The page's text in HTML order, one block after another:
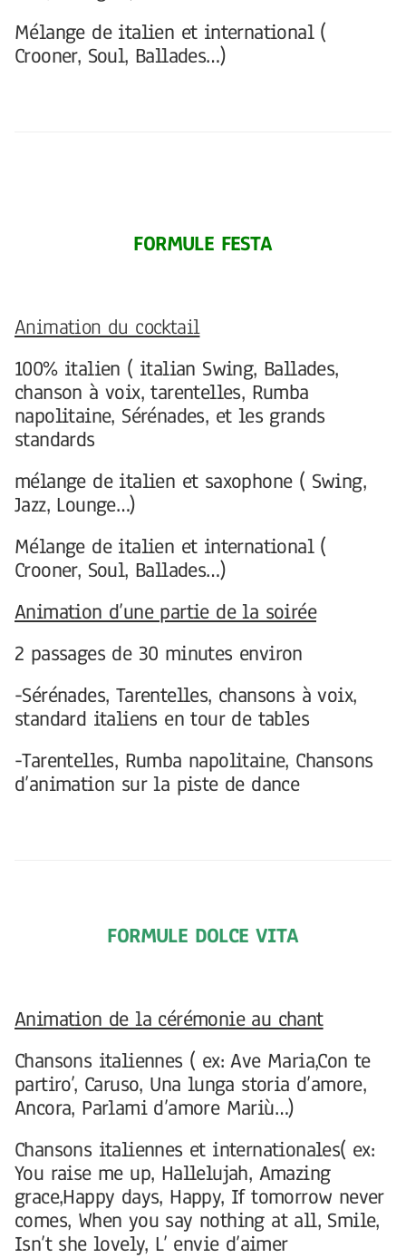
Mélange de italien et international (
Crooner, Soul, Ballades…)
FORMULE FESTA
Animation du cocktail
100% italien ( italian Swing, Ballades,
chanson à voix, tarentelles, Rumba
napolitaine, Sérénades, et les grands
standards
mélange de italien et saxophone ( Swing,
Jazz, Lounge…)
Mélange de italien et international (
Crooner, Soul, Ballades…)
Animation d’une partie de la soirée
2 passages de 30 minutes environ
-Sérénades, Tarentelles, chansons à voix,
standard italiens en tour de tables
-Tarentelles, Rumba napolitaine, Chansons
d’animation sur la piste de dance
FORMULE DOLCE VITA
Animation de la cérémonie au chant
Chansons italiennes ( ex: Ave Maria,Con te
partiro’, Caruso, Una lunga storia d’amore,
Ancora, Parlami d’amore Mariù…)
Chansons italiennes et internationales( ex:
You raise me up, Hallelujah, Amazing
grace,Happy days, Happy, If tomorrow never
comes, When you say nothing at all, Smile,
Isn’t she lovely, L’ envie d’aimer